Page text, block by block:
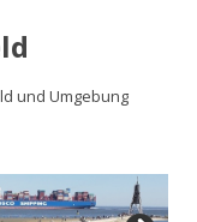
und Umgebung